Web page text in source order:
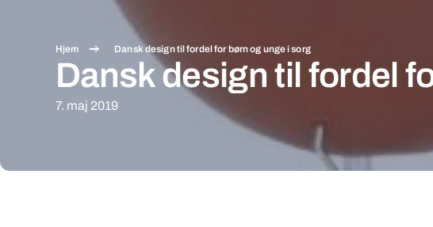
Hjem Dansk design til fordel for børn og unge i sorg
Dansk design til fordel
7. maj 2019